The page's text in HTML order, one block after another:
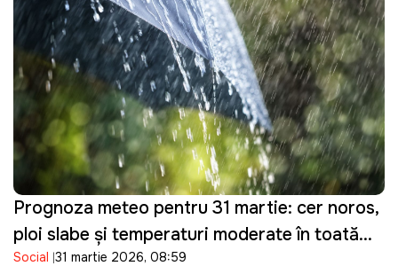
Prognoza meteo pentru 31 martie: cer noros,
ploi slabe și temperaturi moderate în toată
țara
Social 31 martie 2026, 08:59